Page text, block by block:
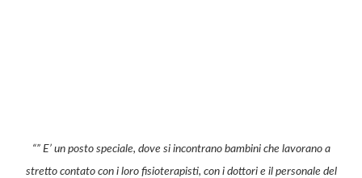
“” E’ un posto speciale, dove si incontrano bambini che lavorano a
stretto contato con i loro fisioterapisti, con i dottori e il personale del